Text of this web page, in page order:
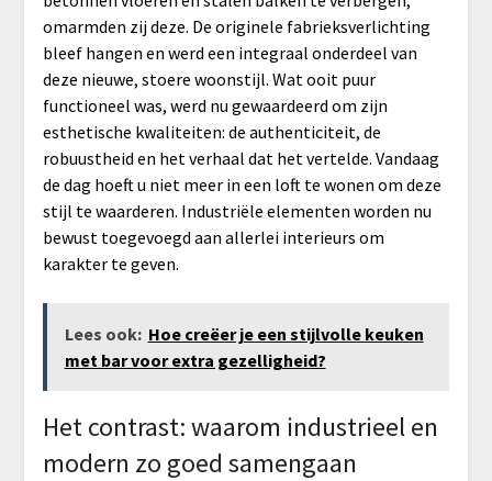
omarmden zij deze. De originele fabrieksverlichting
bleef hangen en werd een integraal onderdeel van
deze nieuwe, stoere woonstijl. Wat ooit puur
functioneel was, werd nu gewaardeerd om zijn
esthetische kwaliteiten: de authenticiteit, de
robuustheid en het verhaal dat het vertelde. Vandaag
de dag hoeft u niet meer in een loft te wonen om deze
stijl te waarderen. Industriële elementen worden nu
bewust toegevoegd aan allerlei interieurs om
karakter te geven.
Lees ook: Hoe creëer je een stijlvolle keuken
met bar voor extra gezelligheid?
Het contrast: waarom industrieel en
modern zo goed samengaan